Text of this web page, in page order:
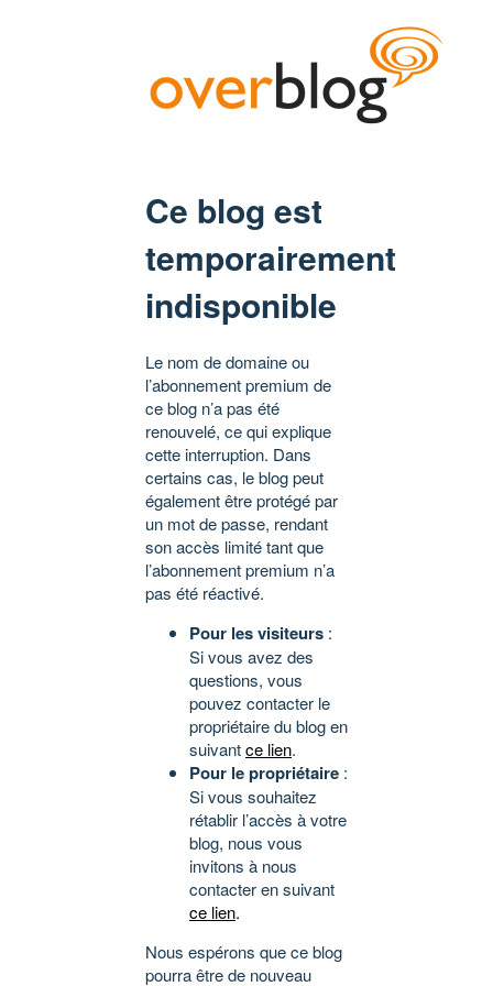
Ce blog est
temporairement
indisponible
Le nom de domaine ou
l’abonnement premium de
ce blog n’a pas été
renouvelé, ce qui explique
cette interruption. Dans
certains cas, le blog peut
également être protégé par
un mot de passe, rendant
son accès limité tant que
l’abonnement premium n’a
pas été réactivé.
Pour les visiteurs :
Si vous avez des
questions, vous
pouvez contacter le
propriétaire du blog en
suivantce lien.
Pour le propriétaire :
Si vous souhaitez
rétablir l’accès à votre
blog, nous vous
invitons à nous
contacter en suivant
ce lien.
Nous espérons que ce blog
pourra être de nouveau